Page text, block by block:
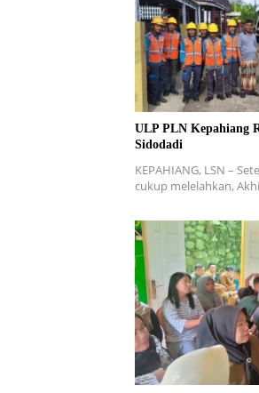
ULP PLN Kepahiang
Sidodadi
KEPAHIANG, LSN –
cukup melelahkan,